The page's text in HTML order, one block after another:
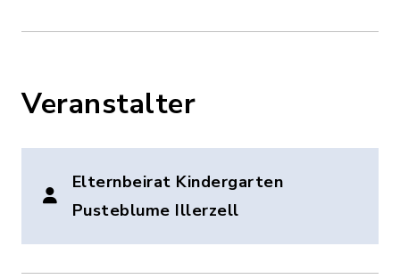
Veranstalter
Elternbeirat Kindergarten
Pusteblume Illerzell